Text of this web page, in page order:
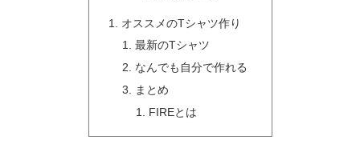
オススメのTシャツ作り
最新のTシャツ
なんでも自分で作れる
まとめ
FIREとは